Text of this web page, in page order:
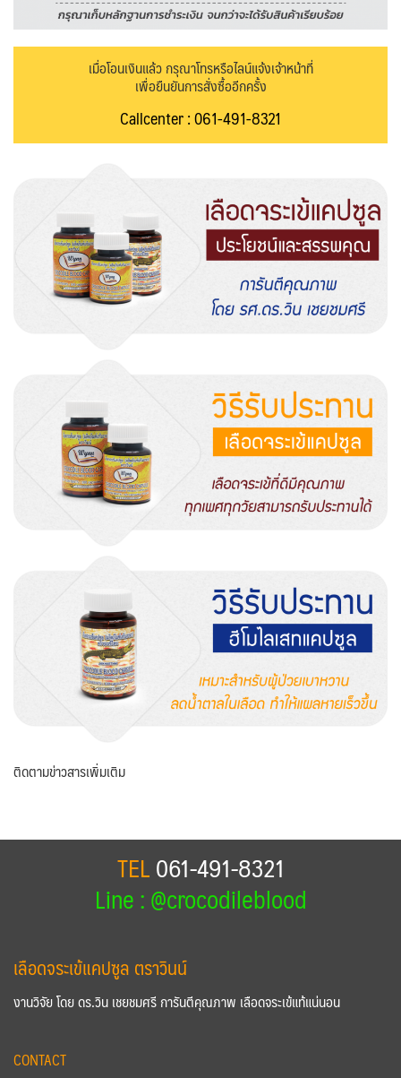
เมื่อโอนเงินแล้ว กรุณาโทรหรือไลน์แจ้งเจ้าหน้าที่
เพื่อยืนยันการสั่งซื้ออีกครั้ง
Callcenter : 061-491-8321
ติดตามข่าวสารเพิ่มเติม
TEL061-491-8321
Line : @crocodileblood
เลือดจระเข้แคปซูล ตราวินน์
งานวิจัย โดย ดร.วิน เชยชมศรี การันตีคุณภาพ เลือดจระเข้แท้แน่นอน
CONTACT